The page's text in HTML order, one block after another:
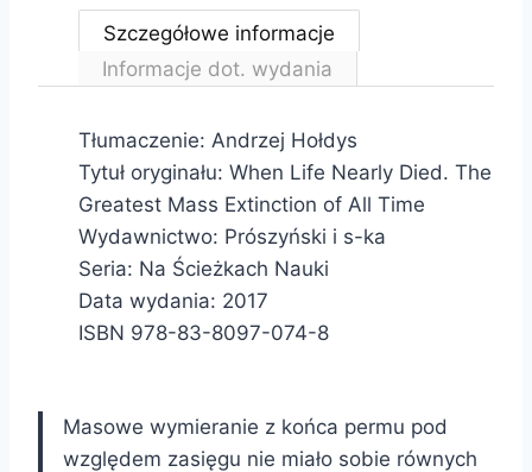
Szczegółowe informacje
Informacje dot. wydania
Tłumaczenie: Andrzej Hołdys
Tytuł oryginału: When Life Nearly Died. The
Greatest Mass Extinction of All Time
Wydawnictwo: Prószyński i s-ka
Seria: Na Ścieżkach Nauki
Data wydania: 2017
ISBN 978-83-8097-074-8
Masowe wymieranie z końca permu pod
względem zasięgu nie miało sobie równych